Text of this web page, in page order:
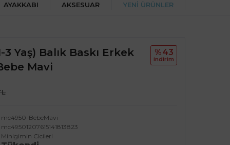
AYAKKABI AKSESUAR YENİ ÜRÜNLER
Yaş) Balık Baskı Erkek
Mavi
%43
i̇ndi̇ri̇m
mc4950-BebeMavi
mc49501207615141813823
Minigimin Cicileri